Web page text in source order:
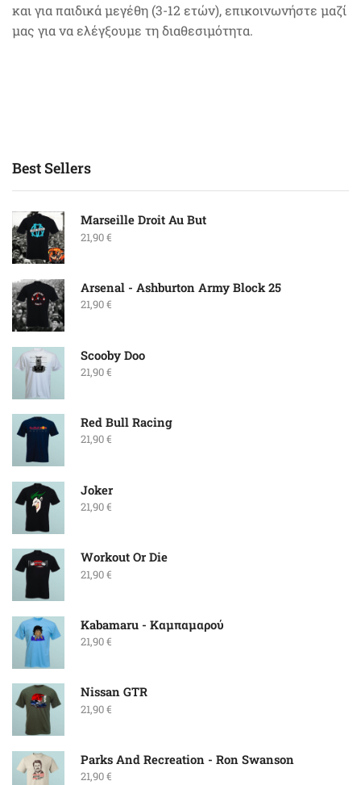
και για παιδικά μεγέθη (3-12 ετών), επικοινωνήστε μαζί
μας για να ελέγξουμε τη διαθεσιμότητα.
Best Sellers
Marseille Droit Au But
21,90€
Arsenal - Ashburton Army Block 25
21,90€
Scooby Doo
21,90€
Red Bull Racing
21,90€
Joker
21,90€
Workout Or Die
21,90€
Kabamaru - Καμπαμαρού
21,90€
Nissan GTR
21,90€
Parks And Recreation - Ron Swanson
21,90€